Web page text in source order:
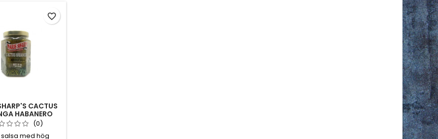
CACTUS
HABANERO
283GR
(0)
salsa med hög
favorite_border